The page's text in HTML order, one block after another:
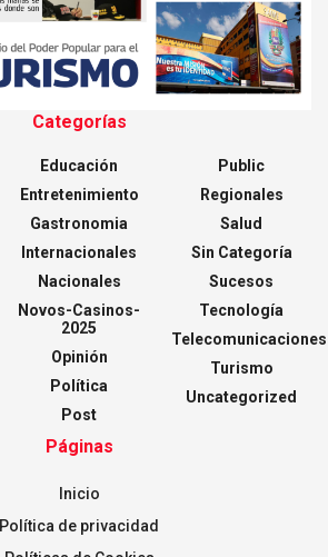
Categorías
Educación
Entretenimiento
Gastronomia
Internacionales
Nacionales
Novos-Casinos-
2025
Opinión
Política
Post
Public
Regionales
Salud
Sin Categoría
Sucesos
Tecnología
Telecomunicaciones
Turismo
Uncategorized
Páginas
Inicio
Política de privacidad